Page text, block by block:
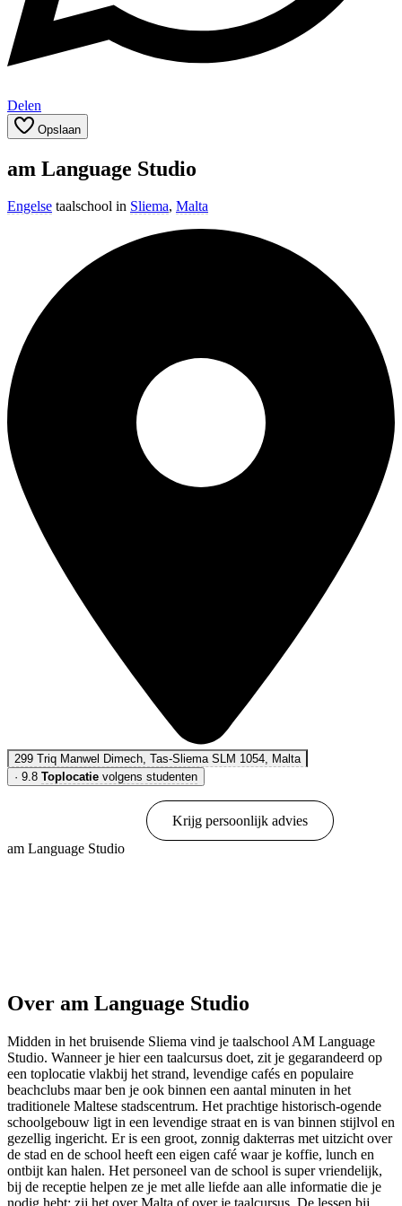
Delen
Opslaan
am Language Studio
Engelse taalschool in Sliema, Malta
299 Triq Manwel Dimech, Tas-Sliema SLM 1054, Malta
· 9.8 Toplocatie volgens studenten
Krijg persoonlijk advies
am Language Studio
Over am Language Studio
Midden in het bruisende Sliema vind je taalschool AM Language
Studio. Wanneer je hier een taalcursus doet, zit je gegarandeerd op
een toplocatie vlakbij het strand, levendige cafés en populaire
beachclubs maar ben je ook binnen een aantal minuten in het
traditionele Maltese stadscentrum. Het prachtige historisch-ogende
schoolgebouw ligt in een levendige straat en is van binnen stijlvol en
gezellig ingericht. Er is een groot, zonnig dakterras met uitzicht over
de stad en de school heeft een eigen café waar je koffie, lunch en
ontbijt kan halen. Het personeel van de school is super vriendelijk,
bij de receptie helpen ze je met alle liefde aan alle informatie die je